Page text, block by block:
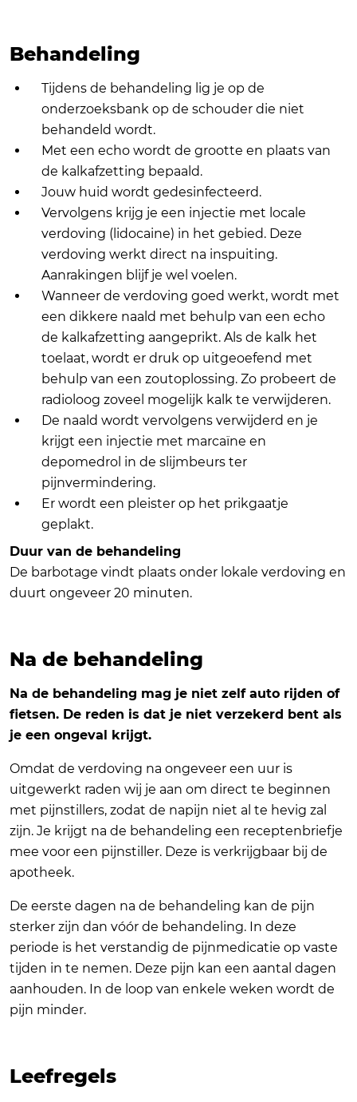
Behandeling
Tijdens de behandeling lig je op de
onderzoeksbank op de schouder die niet
behandeld wordt.
Met een echo wordt de grootte en plaats van
de kalkafzetting bepaald.
Jouw huid wordt gedesinfecteerd.
Vervolgens krijg je een injectie met locale
verdoving (lidocaine) in het gebied. Deze
verdoving werkt direct na inspuiting.
Aanrakingen blijf je wel voelen.
Wanneer de verdoving goed werkt, wordt met
een dikkere naald met behulp van een echo
de kalkafzetting aangeprikt. Als de kalk het
toelaat, wordt er druk op uitgeoefend met
behulp van een zoutoplossing. Zo probeert de
radioloog zoveel mogelijk kalk te verwijderen.
De naald wordt vervolgens verwijderd en je
krijgt een injectie met marcaïne en
depomedrol in de slijmbeurs ter
pijnvermindering.
Er wordt een pleister op het prikgaatje
geplakt.
Duur van de behandeling
De barbotage vindt plaats onder lokale verdoving en
duurt ongeveer 20 minuten.
Na de behandeling
Na de behandeling mag je niet zelf auto rijden of
fietsen. De reden is dat je niet verzekerd bent als
je een ongeval krijgt.
Omdat de verdoving na ongeveer een uur is
uitgewerkt raden wij je aan om direct te beginnen
met pijnstillers, zodat de napijn niet al te hevig zal
zijn. Je krijgt na de behandeling een receptenbriefje
mee voor een pijnstiller. Deze is verkrijgbaar bij de
apotheek.
De eerste dagen na de behandeling kan de pijn
sterker zijn dan vóór de behandeling. In deze
periode is het verstandig de pijnmedicatie op vaste
tijden in te nemen. Deze pijn kan een aantal dagen
aanhouden. In de loop van enkele weken wordt de
pijn minder.
Leefregels